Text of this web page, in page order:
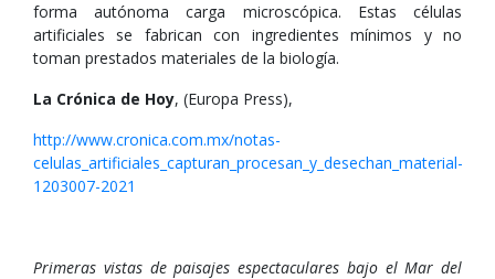
forma autónoma carga microscópica. Estas células
artificiales se fabrican con ingredientes mínimos y no
toman prestados materiales de la biología.
La Crónica de Hoy, (Europa Press),
http://www.cronica.com.mx/notas-
celulas_artificiales_capturan_procesan_y_desechan_material-
1203007-2021
Primeras vistas de paisajes espectaculares bajo el Mar del